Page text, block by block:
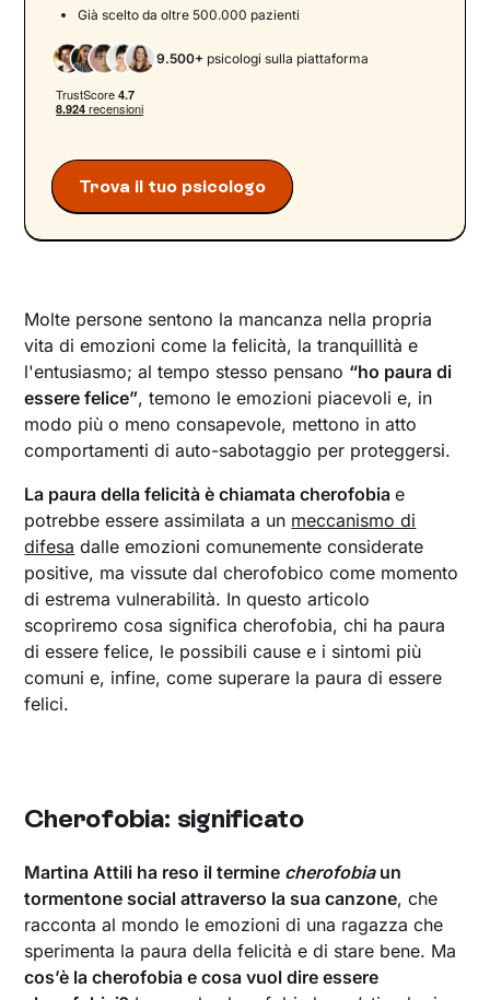
Trova il tuo psicologo
Già scelto da oltre 500.000 pazienti
9.500+ psicologi sulla piattaforma
Molte persone sentono la mancanza nella propria
vita di emozioni come la felicità, la tranquillità e
l'entusiasmo; al tempo stesso pensano “ho paura di
essere felice”, temono le emozioni piacevoli e, in
modo più o meno consapevole, mettono in atto
comportamenti di auto-sabotaggio per proteggersi.
La paura della felicità è chiamata cherofobiae
potrebbe essere assimilata a un meccanismo di
difesa dalle emozioni comunemente considerate
positive, ma vissute dal cherofobico come momento
di estrema vulnerabilità. In questo articolo
scopriremo cosa significa cherofobia, chi ha paura
di essere felice, le possibili cause e i sintomi più
comuni e, infine, come superare la paura di essere
felici.
Cherofobia: significato
Martina Attili ha reso il termine cherofobiaun
tormentone social attraverso la sua canzone, che
racconta al mondo le emozioni di una ragazza che
sperimenta la paura della felicità e di stare bene. Ma
cos’è la cherofobia e cosa vuol dire essere